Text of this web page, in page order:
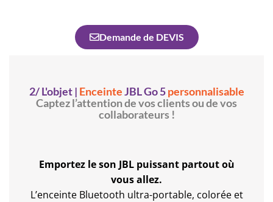
Demande de DEVIS
2/ L'objet | EnceinteJBL Go 5personnalisable
Captez l’attention de vos clients ou de vos
collaborateurs !
Emportez le son JBL puissant partout où
vous allez.
L’enceinte Bluetooth ultra-portable, colorée et